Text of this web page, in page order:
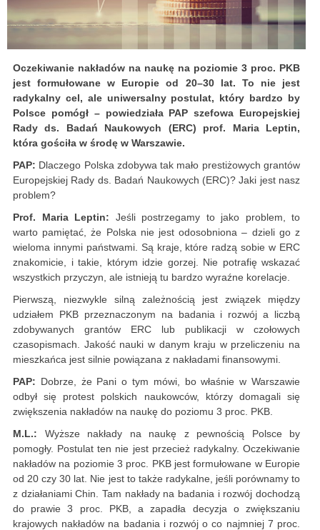
Oczekiwanie nakładów na naukę na poziomie 3 proc. PKB
jest formułowane w Europie od 20–30 lat. To nie jest
radykalny cel, ale uniwersalny postulat, który bardzo by
Polsce pomógł – powiedziała PAP szefowa Europejskiej
Rady ds. Badań Naukowych (ERC) prof. Maria Leptin,
która gościła w środę w Warszawie.
PAP: Dlaczego Polska zdobywa tak mało prestiżowych grantów
Europejskiej Rady ds. Badań Naukowych (ERC)? Jaki jest nasz
problem?
Prof. Maria Leptin: Jeśli postrzegamy to jako problem, to
warto pamiętać, że Polska nie jest odosobniona – dzieli go z
wieloma innymi państwami. Są kraje, które radzą sobie w ERC
znakomicie, i takie, którym idzie gorzej. Nie potrafię wskazać
wszystkich przyczyn, ale istnieją tu bardzo wyraźne korelacje.
Pierwszą, niezwykle silną zależnością jest związek między
udziałem PKB przeznaczonym na badania i rozwój a liczbą
zdobywanych grantów ERC lub publikacji w czołowych
czasopismach. Jakość nauki w danym kraju w przeliczeniu na
mieszkańca jest silnie powiązana z nakładami finansowymi.
PAP: Dobrze, że Pani o tym mówi, bo właśnie w Warszawie
odbył się protest polskich naukowców, którzy domagali się
zwiększenia nakładów na naukę do poziomu 3 proc. PKB.
M.L.: Wyższe nakłady na naukę z pewnością Polsce by
pomogły. Postulat ten nie jest przecież radykalny. Oczekiwanie
nakładów na poziomie 3 proc. PKB jest formułowane w Europie
od 20 czy 30 lat. Nie jest to także radykalne, jeśli porównamy to
z działaniami Chin. Tam nakłady na badania i rozwój dochodzą
do prawie 3 proc. PKB, a zapadła decyzja o zwiększaniu
krajowych nakładów na badania i rozwój o co najmniej 7 proc.